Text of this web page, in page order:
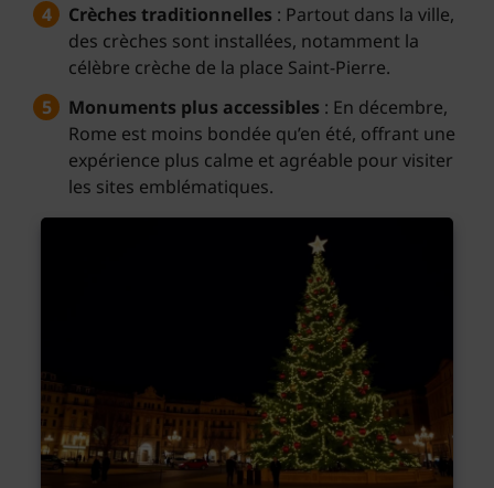
Crèches traditionnelles : Partout dans la ville,
des crèches sont installées, notamment la
célèbre crèche de la place Saint-Pierre.
Monuments plus accessibles : En décembre,
Rome est moins bondée qu’en été, offrant une
expérience plus calme et agréable pour visiter
les sites emblématiques.